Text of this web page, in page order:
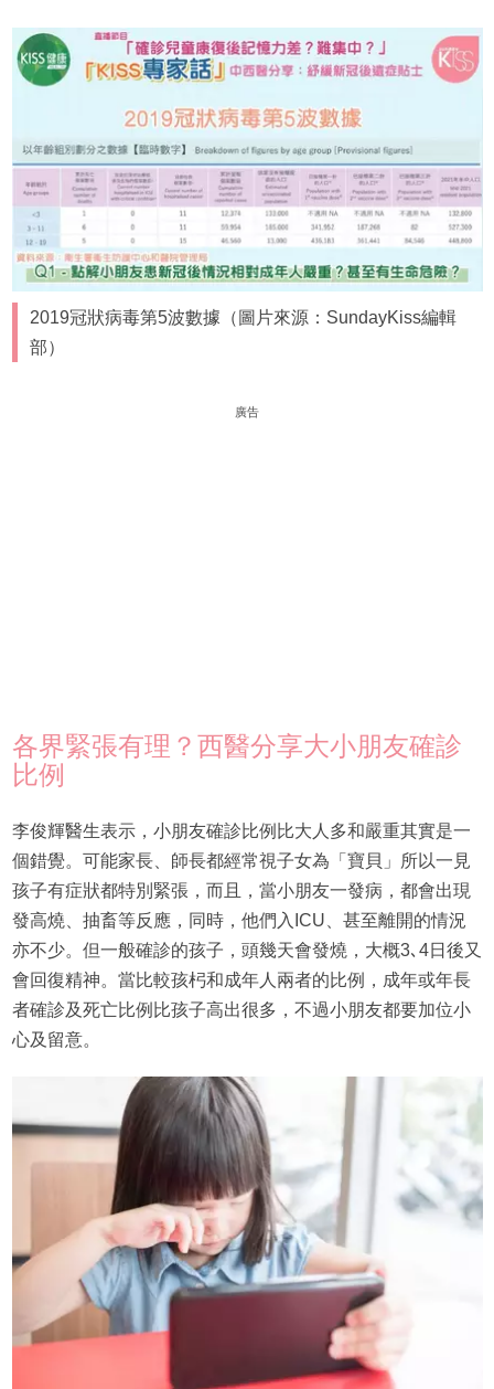
2019冠狀病毒第5波數據（圖片來源：SundayKiss編輯
部）
廣告
各界緊張有理？西醫分享大小朋友確診
比例
李俊輝醫生表示，小朋友確診比例比大人多和嚴重其實是一
個錯覺。可能家長、師長都經常視子女為「寶貝」所以一見
孩子有症狀都特別緊張，而且，當小朋友一發病，都會出現
發高燒、抽畜等反應，同時，他們入ICU、甚至離開的情況
亦不少。但一般確診的孩子，頭幾天會發燒，大概3､4日後又
會回復精神。當比較孩杛和成年人兩者的比例，成年或年長
者確診及死亡比例比孩子高出很多，不過小朋友都要加位小
心及留意。